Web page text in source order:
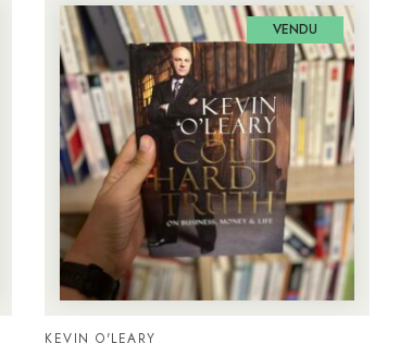
VENDU
KEVIN O'LEARY